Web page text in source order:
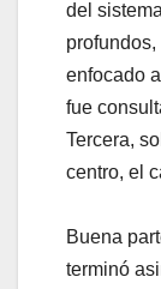
del
enfocado
fue
Tercera,
centro, el
Buena
terminó